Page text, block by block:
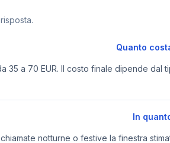
Quanto
35 a 70 EUR. Il costo finale dipende
In
notturne o festive la finestra